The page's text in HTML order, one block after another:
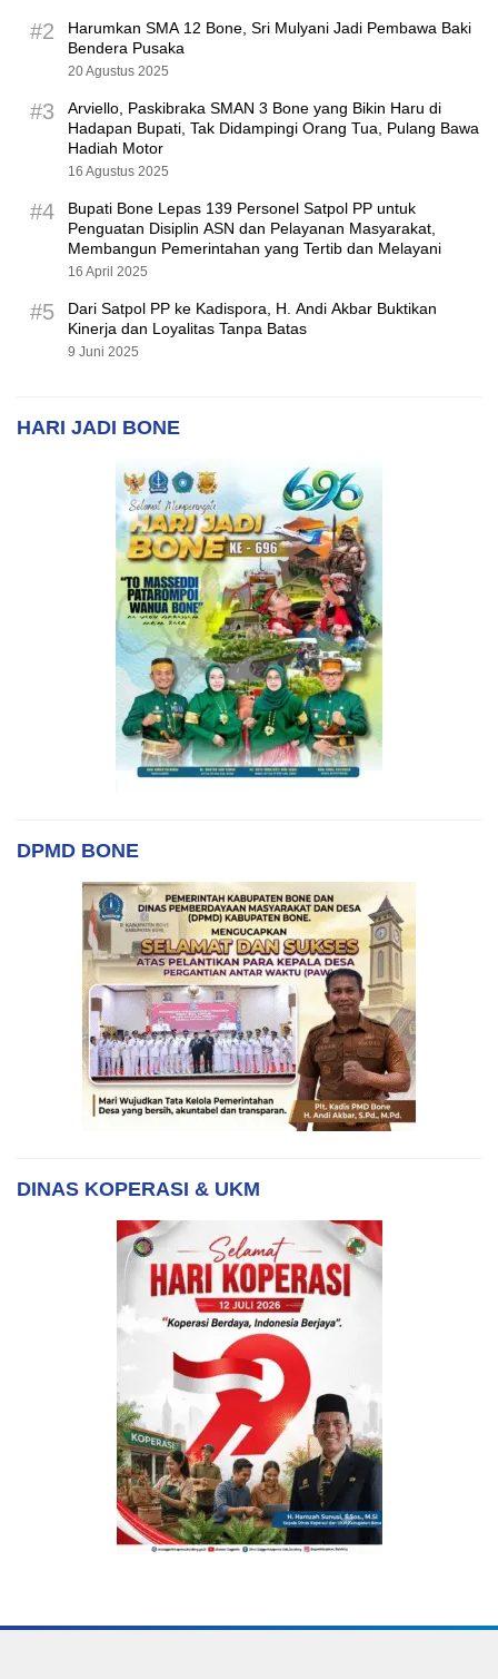
#2
Harumkan SMA 12 Bone, Sri Mulyani Jadi Pembawa Baki
Bendera Pusaka
20 Agustus 2025
#3
Arviello, Paskibraka SMAN 3 Bone yang Bikin Haru di
Hadapan Bupati, Tak Didampingi Orang Tua, Pulang Bawa
Hadiah Motor
16 Agustus 2025
#4
Bupati Bone Lepas 139 Personel Satpol PP untuk
Penguatan Disiplin ASN dan Pelayanan Masyarakat,
Membangun Pemerintahan yang Tertib dan Melayani
16 April 2025
#5
Dari Satpol PP ke Kadispora, H. Andi Akbar Buktikan
Kinerja dan Loyalitas Tanpa Batas
9 Juni 2025
HARI JADI BONE
DPMD BONE
DINAS KOPERASI & UKM